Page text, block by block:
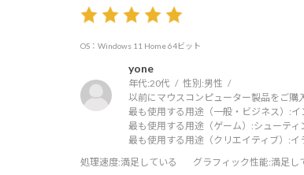
OS：Windows 11 Home 64ビット
yone
年代:20代 性別:男性
以前にマウスコンピューター製品をご購
最も使用する用途（一般・ビジネス）:イ
最も使用する用途（ゲーム）:シューティ
最も使用する用途（クリエイティブ）:イ
処理速度:満足している グラフィック性能:満足し